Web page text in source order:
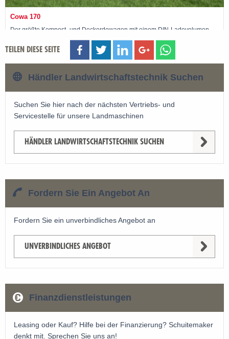
Cowa 170
Der größte Kompost- und Deckerdewagen mit einem DIN-Ladevolumen
Maschine ansehen »
TEILEN DIESE SEITE
Händler Landwirtschaftstechnik Suchen
Suchen Sie hier nach der nächsten Vertriebs- und
Servicestelle für unsere Landmaschinen
HÄNDLER LANDWIRTSCHAFTSTECHNIK SUCHEN
Fordern Sie Ein Angebot An
Fordern Sie ein unverbindliches Angebot an
UNVERBINDLICHES ANGEBOT
Finanzdienstleistungen
Leasing oder Kauf? Hilfe bei der Finanzierung? Schuitemaker
denkt mit. Sprechen Sie uns an!